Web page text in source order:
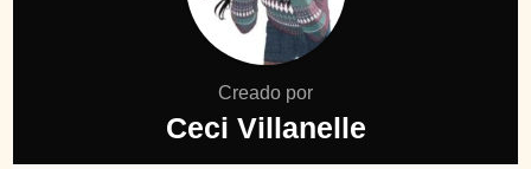
Creado por
Ceci Villanelle